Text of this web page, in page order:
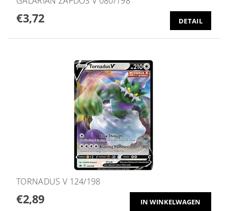
€3,72 DETAIL
TORNADUS V 124/198
€2,89